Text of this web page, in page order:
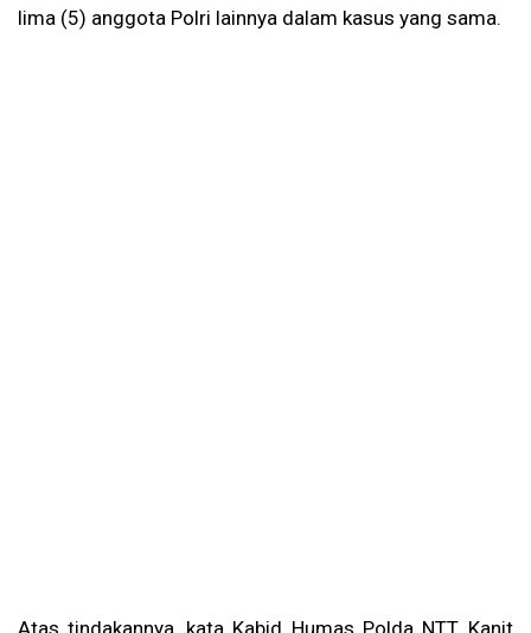
lima (5) anggota Polri lainnya dalam kasus yang sama.
Atas tindakannya, kata Kabid Humas Polda NTT, Kanit